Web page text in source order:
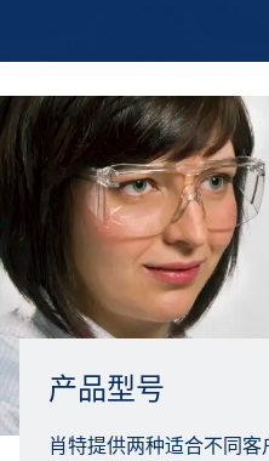
产品型号
肖特提供两种适合不同